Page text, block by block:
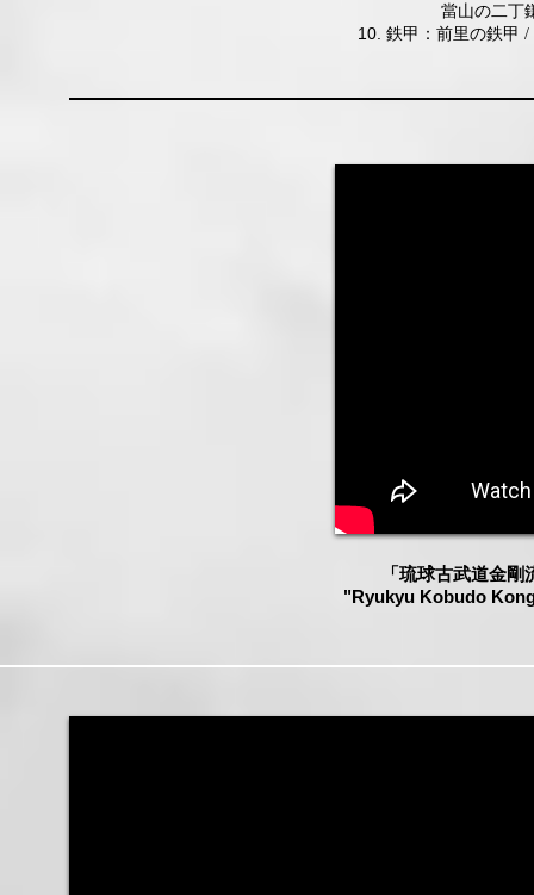
當山の二丁
10. 鉄甲：前里の鉄甲 /
「​琉球古武道金
"Ryukyu Kobudo